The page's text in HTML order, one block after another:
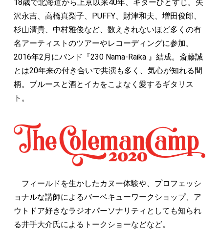
18歳で北海道から上京以来40年、ギターひとすじ。矢
沢永吉、高橋真梨子、PUFFY、財津和夫、増田俊郎、
杉山清貴、中村雅俊など、数えきれないほど多くの有
名アーティストのツアーやレコーディングに参加。
2016年2月にバンド『230 Nama-Raika 』結成。斎藤誠
とは20年来の付き合いで共演も多く、気心が知れる間
柄。ブルースと酒とイカをこよなく愛するギタリス
ト。
フィールドを生かしたカヌー体験や、プロフェッシ
ョナルな講師によるバーベキューワークショップ、ア
ウトドア好きなラジオパーソナリティとしても知られ
る井手大介氏によるトークショーなどなど。